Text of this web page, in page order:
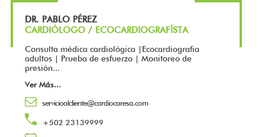
DR. PABLO PÉREZ
CARDIÓLOGO / ECOCARDIOGRAFÍSTA
Consulta médica cardiológica |Ecocardiografia
adultos | Prueba de esfuerzo | Monitoreo de
presión...
Ver Más...
servicioalcliente@cardiocaresa.com
+502 23139999